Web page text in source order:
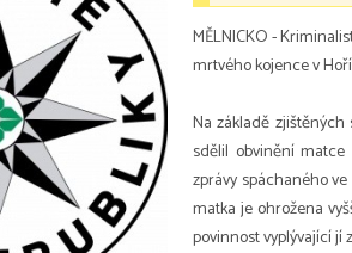
MĚLNICKO -
mrtvého kojence v
Na základě
sdělil obvinění
zprávy spáchaného
matka je ohrožena
povinnost vyplývající jí